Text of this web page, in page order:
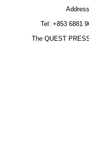
Tel: +853 6881
The QUEST